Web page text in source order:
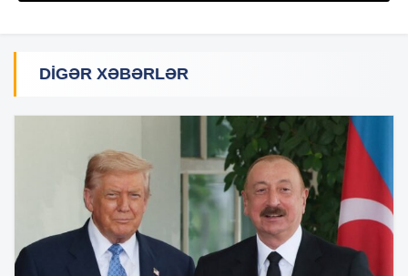
DIGƏR XƏBƏRLƏR